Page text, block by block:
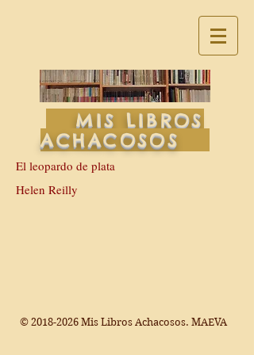
MIS LIBROS
ACHACOSOS
El leopardo de plata
Helen Reilly
© 2018-2026 Mis Libros Achacosos. MAEVA